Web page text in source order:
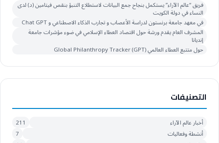
فريق “عالم الآراء” يستكمل بنجاح جمع البيانات لاستطلاع التنبؤ بنقص فيتامين (د) لدى
النساء في دولة الكويت
في معهد جامعة برنستون لدراسة الأعصاب و تجارب الذكاء الاصطناعي و Chat GPT
المشرف العام يقدم ورشة حول اقتصاد العطاء الإسلامي في ضوء مؤشرات جامعة
إنديانا
حول متتبع العطاء العالمي Global Philanthropy Tracker (GPT)
التصنيفات
أخبار عالم الآراء
211
أنشطة وفعاليات
7